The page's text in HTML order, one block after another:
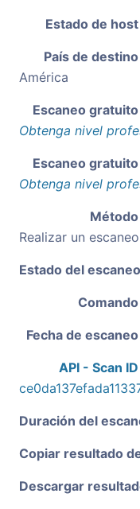
Estado de host
País de destino
América
Escaneo gratuito
Obtenga nivel
Escaneo gratuito
Obtenga nivel
Método
Realizar un
Estado del escaneo
Comando
Fecha de escaneo
API - Scan ID
Duración del
Copiar resultado
Descargar